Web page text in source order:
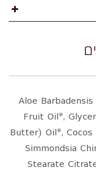
Aloe
Fruit Oil*,
Butter) Oil*, Cocos
Simmondsia
Stearate